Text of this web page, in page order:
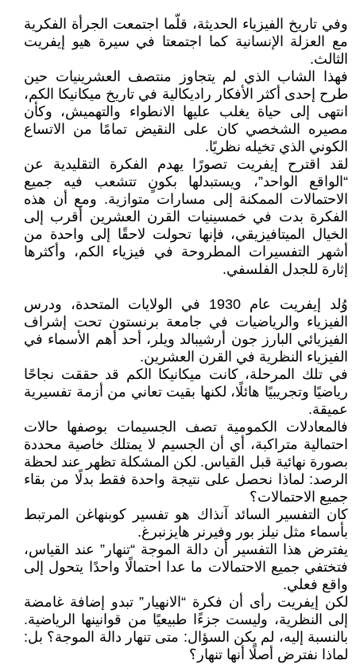
وفي تاريخ الفيزياء الحديثة، قلّما اجتمعت الجرأة الفكرية
مع العزلة الإنسانية كما اجتمعتا في سيرة هيو إيفريت
الثالث.
فهذا الشاب الذي لم يتجاوز منتصف العشرينيات حين
طرح إحدى أكثر الأفكار راديكالية في تاريخ ميكانيكا الكم،
انتهى إلى حياة يغلب عليها الانطواء والتهميش، وكأن
مصيره الشخصي كان على النقيض تمامًا من الاتساع
الكوني الذي تخيله نظريًا.
لقد اقترح إيفريت تصورًا يهدم الفكرة التقليدية عن
“الواقع الواحد”، ويستبدلها بكونٍ تتشعب فيه جميع
الاحتمالات الممكنة إلى مسارات متوازية. ومع أن هذه
الفكرة بدت في خمسينيات القرن العشرين أقرب إلى
الخيال الميتافيزيقي، فإنها تحولت لاحقًا إلى واحدة من
أشهر التفسيرات المطروحة في فيزياء الكم، وأكثرها
إثارة للجدل الفلسفي.
وُلد إيفريت عام 1930 في الولايات المتحدة، ودرس
الفيزياء والرياضيات في جامعة برنستون تحت إشراف
الفيزيائي البارز جون أرشيبالد ويلر، أحد أهم الأسماء في
الفيزياء النظرية في القرن العشرين.
في تلك المرحلة، كانت ميكانيكا الكم قد حققت نجاحًا
رياضيًا وتجريبيًا هائلًا، لكنها بقيت تعاني من أزمة تفسيرية
عميقة.
فالمعادلات الكمومية تصف الجسيمات بوصفها حالات
احتمالية متراكبة، أي أن الجسيم لا يمتلك خاصية محددة
بصورة نهائية قبل القياس. لكن المشكلة تظهر عند لحظة
الرصد: لماذا نحصل على نتيجة واحدة فقط بدلًا من بقاء
جميع الاحتمالات؟
كان التفسير السائد آنذاك هو تفسير كوبنهاغن المرتبط
بأسماء مثل نيلز بور وفيرنر هايزنبرغ.
يفترض هذا التفسير أن دالة الموجة “تنهار” عند القياس،
فتختفي جميع الاحتمالات ما عدا احتمالًا واحدًا يتحول إلى
واقع فعلي.
لكن إيفريت رأى أن فكرة “الانهيار” تبدو إضافة غامضة
إلى النظرية، وليست جزءًا طبيعيًا من قوانينها الرياضية.
بالنسبة إليه، لم يكن السؤال: متى تنهار دالة الموجة؟ بل:
لماذا نفترض أصلًا أنها تنهار؟